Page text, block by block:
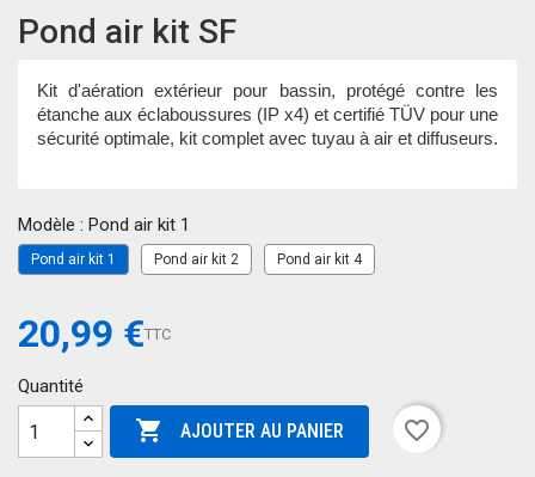
Pond air kit SF
Kit d'aération extérieur pour bassin, protégé contre les
étanche aux éclaboussures (IP x4) et certifié TÜV pour une
sécurité optimale, kit complet avec tuyau à air et diffuseurs.
Modèle : Pond air kit 1
Pond air kit 1 Pond air kit 2 Pond air kit 4
20,99 €TTC
Quantité
 AJOUTER AU PANIER favorite_border